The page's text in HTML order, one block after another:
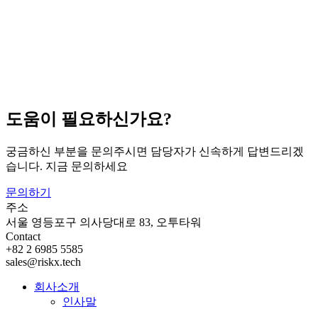
도움이 필요하신가요?
궁금하신 부분을 문의주시면 담당자가 신속하게 답변드리겠
습니다. 지금 문의하세요
문의하기
주소
서울 영등포구 의사당대로 83, 오투타워
Contact
+82 2 6985 5585
sales@riskx.tech
회사소개
인사말